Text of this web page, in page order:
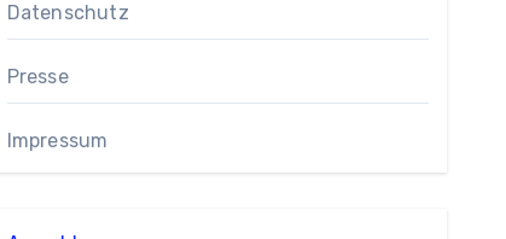
Datenschutz
Presse
Impressum